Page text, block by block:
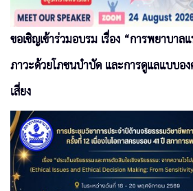
ขอเชิญเข้าร่วมอบรม เรื่อง “การพยาบาล
ภาวะด้วยโภชนบำบัด และการดูแลแบบอ
เสี่ยง